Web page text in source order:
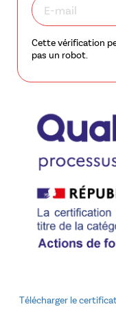
Cette vérification
pas un robot.
Télécharger le